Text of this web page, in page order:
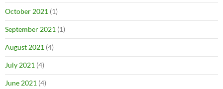
October 2021 (1)
September 2021 (1)
August 2021 (4)
July 2021 (4)
June 2021 (4)